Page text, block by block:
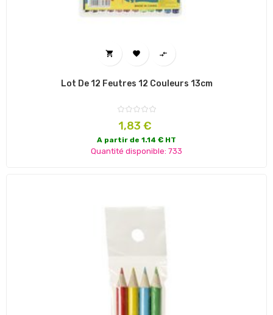
  
Lot De 12 Feutres 12 Couleurs 13cm
Prix
1,83 €
A partir de 1.14 € HT
Quantité disponible: 733